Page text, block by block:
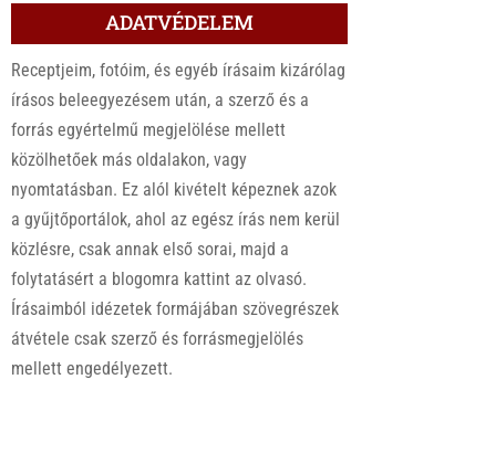
ADATVÉDELEM
Receptjeim, fotóim, és egyéb írásaim kizárólag
írásos beleegyezésem után, a szerző és a
forrás egyértelmű megjelölése mellett
közölhetőek más oldalakon, vagy
nyomtatásban. Ez alól kivételt képeznek azok
a gyűjtőportálok, ahol az egész írás nem kerül
közlésre, csak annak első sorai, majd a
folytatásért a blogomra kattint az olvasó.
Írásaimból idézetek formájában szövegrészek
átvétele csak szerző és forrásmegjelölés
mellett engedélyezett.